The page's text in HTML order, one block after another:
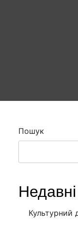
Пошук
Культурний